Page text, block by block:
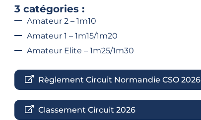
3 catégories :
Amateur 2 – 1m10
Amateur 1 – 1m15/1m20
Amateur Elite – 1m25/1m30
Règlement Circuit Normandie CSO 2026
Classement Circuit 2026